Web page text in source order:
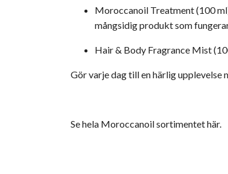
Moroccanoil Treatment (100
mångsidig produkt som
Hair & Body Fragrance Mist
Gör varje dag till en härlig upplevelse
Se hela Moroccanoil sortimentet här.